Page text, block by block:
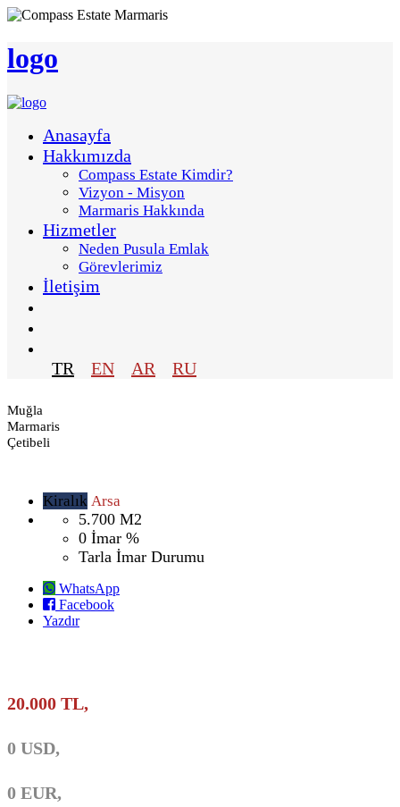
logo
Anasayfa
Hakkımızda
Compass Estate Kimdir?
Vizyon - Misyon
Marmaris Hakkında
Hizmetler
Neden Pusula Emlak
Görevlerimiz
İletişim
TR EN AR RU
Muğla
Marmaris
Çetibeli
Kiralık Arsa
5.700 M2
0 İmar %
Tarla İmar Durumu
WhatsApp
Facebook
Yazdır
20.000 TL,
0 USD,
0 EUR,